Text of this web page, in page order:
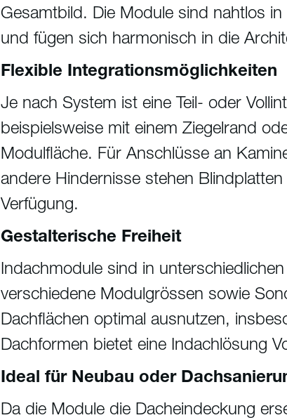
Gesamtbild. Die Module sind nahtlos
und fügen sich harmonisch in die
Flexible Integrationsmöglichkeiten
Je nach System ist eine Teil- oder
beispielsweise mit einem Ziegelrand
Modulfläche. Für Anschlüsse an
andere Hindernisse stehen
Verfügung.
Gestalterische Freiheit
Indachmodule sind in
verschiedene Modulgrössen sowie
Dachflächen optimal ausnutzen,
Dachformen bietet eine Indachlösung
Ideal für Neubau oder
Da die Module die Dacheindeckung